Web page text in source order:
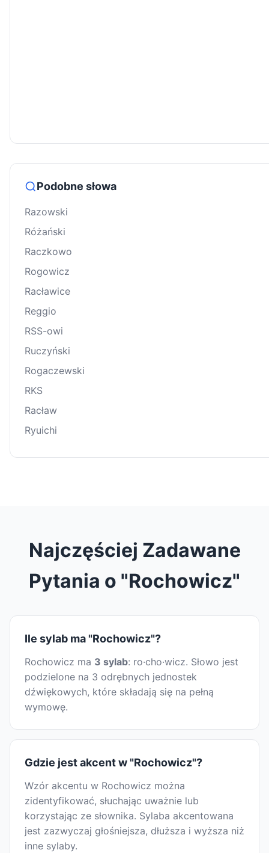
Podobne słowa
Razowski
Różański
Raczkowo
Rogowicz
Racławice
Reggio
RSS-owi
Ruczyński
Rogaczewski
RKS
Racław
Ryuichi
Najczęściej Zadawane
Pytania o "Rochowicz"
Ile sylab ma "Rochowicz"?
Rochowicz ma 3 sylab: ro·cho·wicz. Słowo jest
podzielone na 3 odrębnych jednostek
dźwiękowych, które składają się na pełną
wymowę.
Gdzie jest akcent w "Rochowicz"?
Wzór akcentu w Rochowicz można
zidentyfikować, słuchając uważnie lub
korzystając ze słownika. Sylaba akcentowana
jest zazwyczaj głośniejsza, dłuższa i wyższa niż
inne sylaby.